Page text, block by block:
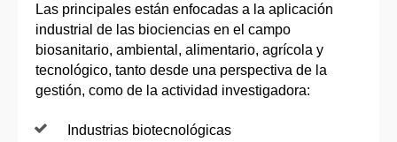
Las principales están enfocadas a la aplicación
industrial de las biociencias en el campo
biosanitario, ambiental, alimentario, agrícola y
tecnológico, tanto desde una perspectiva de la
gestión, como de la actividad investigadora:
Industrias biotecnológicas